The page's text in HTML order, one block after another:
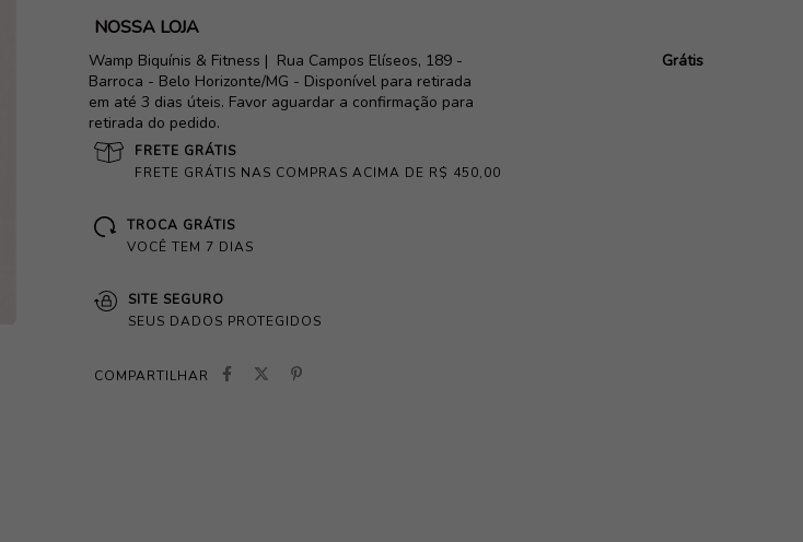
NOSSA LOJA
Wamp Biquínis & Fitness | Rua Campos Elíseos, 189 -
Barroca - Belo Horizonte/MG - Disponível para retirada
em até 3 dias úteis. Favor aguardar a confirmação para
retirada do pedido.
Grátis
FRETE GRÁTIS
FRETE GRÁTIS NAS COMPRAS ACIMA DE R$ 450,00
TROCA GRÁTIS
VOCÊ TEM 7 DIAS
SITE SEGURO
SEUS DADOS PROTEGIDOS
COMPARTILHAR